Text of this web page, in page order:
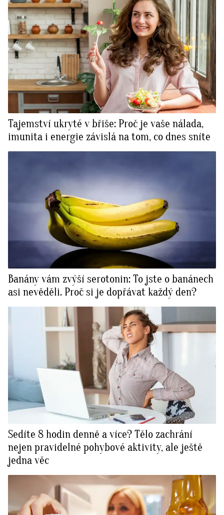
Tajemství ukryté v břiše: Proč je vaše nálada,
imunita i energie závislá na tom, co dnes sníte
Banány vám zvýší serotonin: To jste o banánech
asi nevěděli. Proč si je dopřávat každý den?
Sedíte 8 hodin denně a více? Tělo zachrání
nejen pravidelné pohybové aktivity, ale ještě
jedna věc